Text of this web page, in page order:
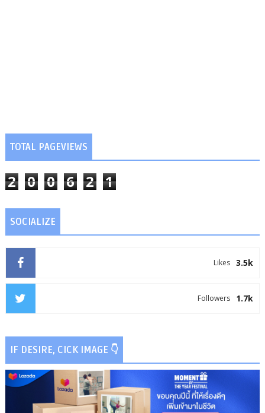
TOTAL PAGEVIEWS
2 0 0 6 2 1
SOCIALIZE
3.5k
Likes
1.7k
Followers
IF DESIRE, CICK IMAGE 👇